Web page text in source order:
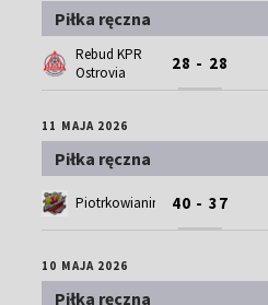
Piłka ręczna
Rebud KPR
Ostrovia
28 - 28
11 MAJA 2026
Piłka ręczna
Piotrkowianin 40 - 37
10 MAJA 2026
Piłka ręczna